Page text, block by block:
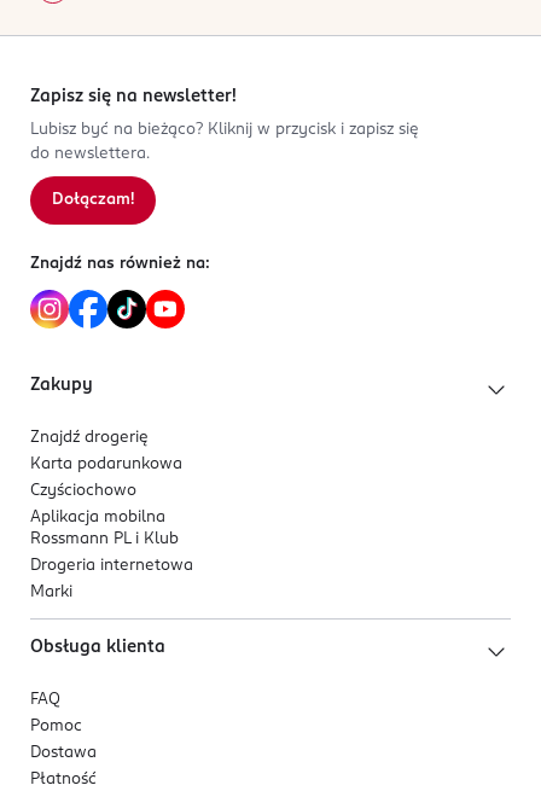
Zapisz się na newsletter!
Lubisz być na bieżąco? Kliknij w przycisk i zapisz się
do newslettera.
Dołączam!
Znajdź nas również na:
Zakupy
Znajdź drogerię
Karta podarunkowa
Czyściochowo
Aplikacja mobilna
Rossmann PL i Klub
Drogeria internetowa
Marki
Obsługa klienta
FAQ
Pomoc
Dostawa
Płatność